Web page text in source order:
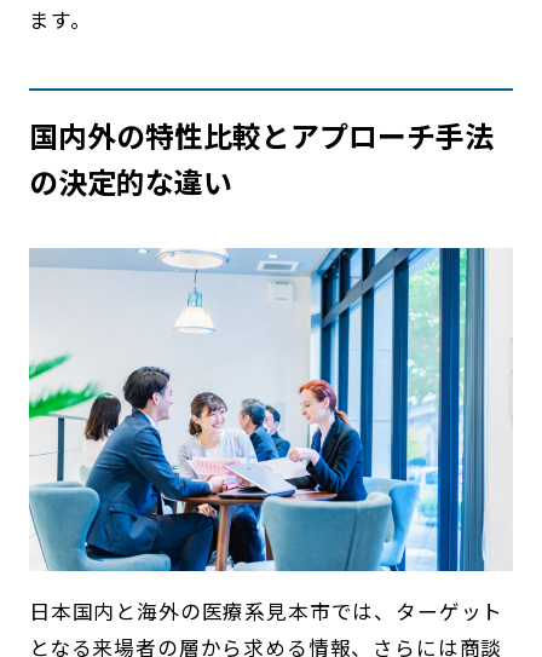
ます。
国内外の特性比較とアプローチ手法
の決定的な違い
日本国内と海外の医療系見本市では、ターゲット
となる来場者の層から求める情報、さらには商談